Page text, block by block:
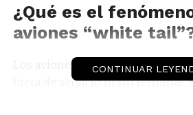
¿Qué es el
aviones “white
Los aviones completamente
fuera de servicio ni sin terminar.
CONTINUAR